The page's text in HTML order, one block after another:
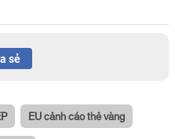
sẻ
EU cảnh cáo thẻ vàng